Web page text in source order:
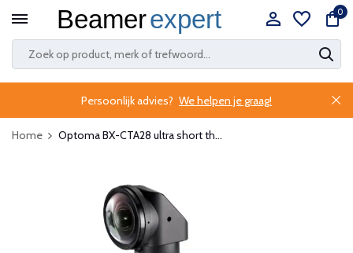
0
Persoonlijk advies? We helpen je graag!
Home Optoma BX-CTA28 ultra short th...